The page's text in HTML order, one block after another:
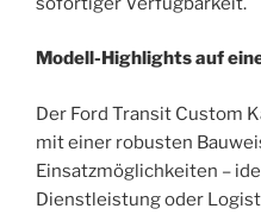
Modell-Highlights auf
Der Ford Transit Custom
mit einer robusten
Einsatzmöglichkeiten –
Dienstleistung oder